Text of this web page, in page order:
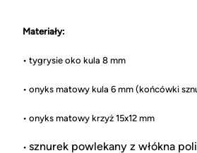
Materiały:
• tygrysie oko kula 8 mm
• onyks matowy kula 6 mm (końcówki
• onyks matowy krzyż 15x12 mm
• sznurek powlekany z włókna